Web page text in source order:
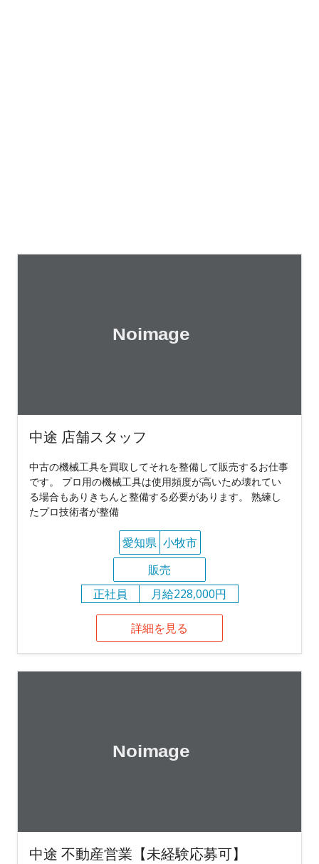
中途 店舗スタッフ
中古の機械工具を買取してそれを整備して販売するお仕事
です。 プロ用の機械工具は使用頻度が高いため壊れてい
る場合もありきちんと整備する必要があります。 熟練し
たプロ技術者が整備
愛知県 小牧市
販売
正社員
月給228,000円
詳細を見る
中途 不動産営業【未経験応募可】